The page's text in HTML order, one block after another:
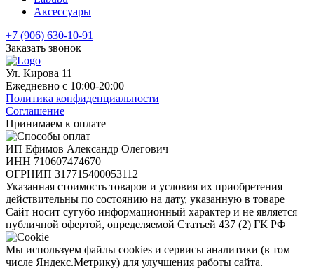
Аксессуары
+7 (906) 630-10-91
Заказать звонок
Ул. Кирова 11
Ежедневно с 10:00-20:00
Политика конфиденциальности
Соглашение
Принимаем к оплате
ИП Ефимов Александр Олегович
ИНН 710607474670
ОГРНИП 317715400053112
Указанная стоимость товаров и условия их приобретения
действительны по состоянию на дату, указанную в товаре
Сайт носит сугубо информационный характер и не является
публичной офертой, определяемой Статьей 437 (2) ГК РФ
Мы используем файлы cookies и сервисы аналитики (в том
числе Яндекс.Метрику) для улучшения работы сайта.